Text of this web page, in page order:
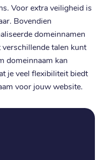
Voor extra veiligheid is
Bovendien
domeinnamen
talen kunt
domeinnaam kan
je veel flexibiliteit biedt
voor jouw website.